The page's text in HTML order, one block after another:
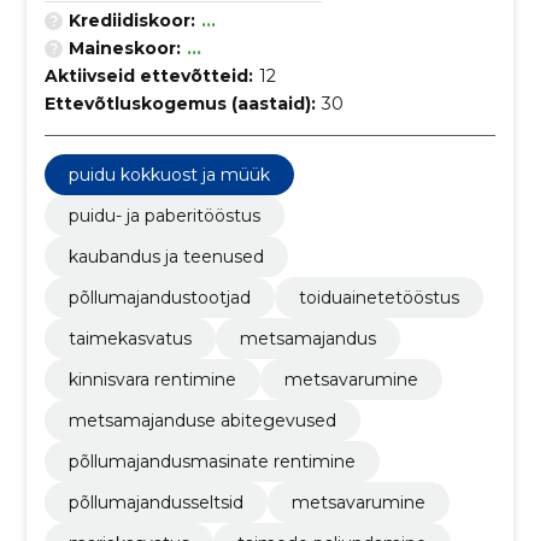
Krediidiskoor: ...
Maineskoor: ...
Aktiivseid ettevõtteid: 12
Ettevõtluskogemus (aastaid): 30
puidu kokkuost ja müük
puidu- ja paberitööstus
kaubandus ja teenused
põllumajandustootjad
toiduainetetööstus
taimekasvatus
metsamajandus
kinnisvara rentimine
metsavarumine
metsamajanduse abitegevused
põllumajandusmasinate rentimine
põllumajandusseltsid
metsavarumine